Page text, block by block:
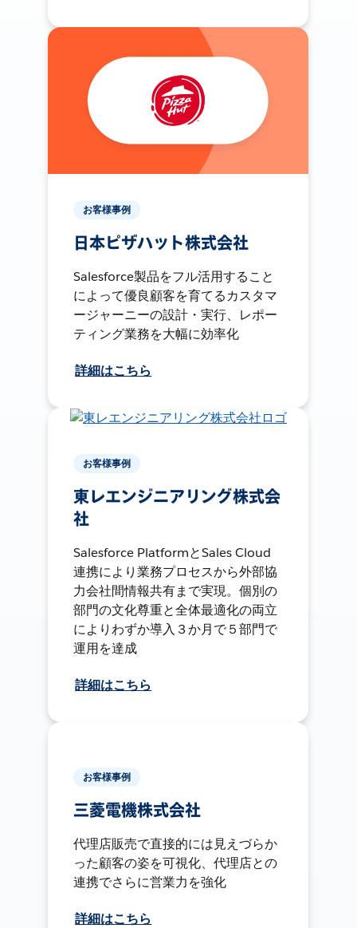
お客様事例
日本ピザハット株式会社
Salesforce製品をフル活用すること
によって優良顧客を育てるカスタマ
ージャーニーの設計・実行、レポー
ティング業務を大幅に効率化
詳細はこちら
お客様事例
東レエンジニアリング株式会
社
Salesforce PlatformとSales Cloud
連携により業務プロセスから外部協
力会社間情報共有まで実現。個別の
部門の文化尊重と全体最適化の両立
によりわずか導入３か月で５部門で
運用を達成
詳細はこちら
お客様事例
三菱電機株式会社
代理店販売で直接的には見えづらか
った顧客の姿を可視化、代理店との
連携でさらに営業力を強化
詳細はこちら